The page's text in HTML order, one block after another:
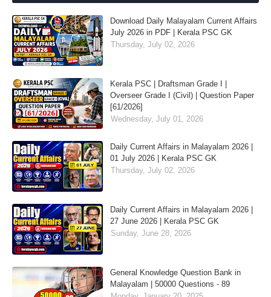
Download Daily Malayalam Current Affairs
July 2026 in PDF | Kerala PSC GK
Thursday, July 02, 2026
Kerala PSC | Draftsman Grade I |
Overseer Grade I (Civil) | Question Paper
[61/2026]
Wednesday, July 01, 2026
Daily Current Affairs in Malayalam 2026 |
01 July 2026 | Kerala PSC GK
Thursday, July 02, 2026
Daily Current Affairs in Malayalam 2026 |
27 June 2026 | Kerala PSC GK
Sunday, June 28, 2026
General Knowledge Question Bank in
Malayalam | 50000 Questions - 89